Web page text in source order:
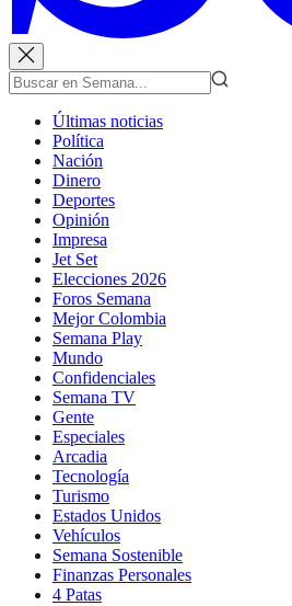
Últimas noticias
Política
Nación
Dinero
Deportes
Opinión
Impresa
Jet Set
Elecciones 2026
Foros Semana
Mejor Colombia
Semana Play
Mundo
Confidenciales
Semana TV
Gente
Especiales
Arcadia
Tecnología
Turismo
Estados Unidos
Vehículos
Semana Sostenible
Finanzas Personales
4 Patas